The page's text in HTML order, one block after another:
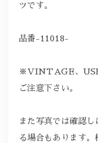
ツです。
品番-11018-
※VINTAGE、
ご注意下さい。
また写真では確認
る場合もあります